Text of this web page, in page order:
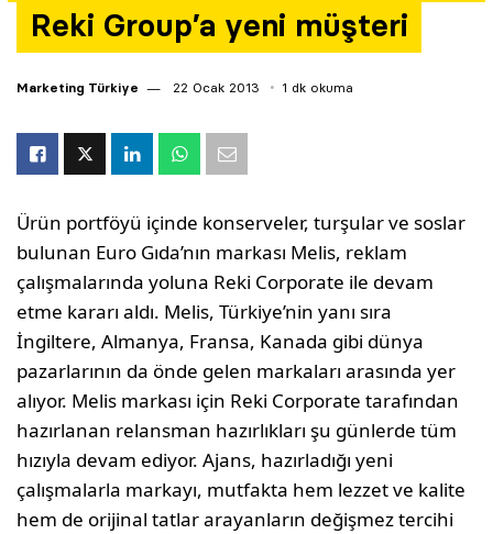
Reki Group’a yeni müşteri
Marketing Türkiye 22 Ocak 2013 1 dk okuma
Ürün portföyü içinde konserveler, turşular ve soslar
bulunan Euro Gıda’nın markası Melis, reklam
çalışmalarında yoluna Reki Corporate ile devam
etme kararı aldı. Melis, Türkiye’nin yanı sıra
İngiltere, Almanya, Fransa, Kanada gibi dünya
pazarlarının da önde gelen markaları arasında yer
alıyor. Melis markası için Reki Corporate tarafından
hazırlanan relansman hazırlıkları şu günlerde tüm
hızıyla devam ediyor. Ajans, hazırladığı yeni
çalışmalarla markayı, mutfakta hem lezzet ve kalite
hem de orijinal tatlar arayanların değişmez tercihi
Yazarlar
Araştırma